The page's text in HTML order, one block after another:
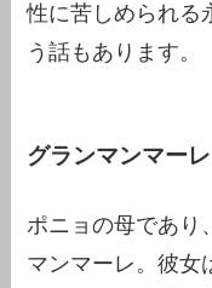
性に苦しめられる
う話もあります。
グランマンマー
ポニョの母であり
マンマーレ。彼女